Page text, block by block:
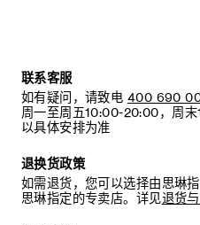
联系客服
如有疑问，请致电 400 690
周一至周五10:00-20:00，周
以具体安排为准
退换货政策
如需退货，您可以选择由思琳
思琳指定的专卖店。详见退货